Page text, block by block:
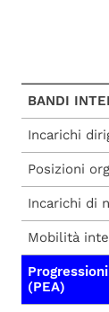
BANDI
Incarichi
Incarichi
Posizioni
Incarichi di
Mobilità
(PEA)